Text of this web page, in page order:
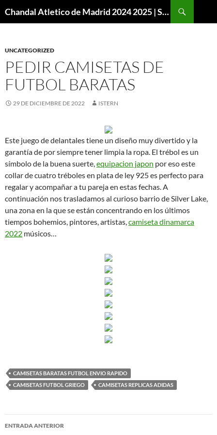
Chandal Atletico de Madrid 2024 2025 | SuperVigo
UNCATEGORIZED
PEDIR CAMISETAS DE
FUTBOL BARATAS
29 DE DICIEMBRE DE 2022 ISTERN
Este juego de delantales tiene un diseño muy divertido y la
garantía de por siempre tener limpia la ropa. El trébol es un
símbolo de la buena suerte,equipacion japon por eso este
collar de cuatro tréboles en plata de ley 925 es perfecto para
regalar y acompañar a tu pareja en estas fechas. A
continuación nos trasladamos al curioso barrio de Silver Lake,
una zona en la que se están concentrando en los últimos
tiempos bohemios, pintores, artistas,camiseta dinamarca
2022 músicos…
CAMISETAS BARATAS FUTBOL ENVIO RAPIDO
CAMISETAS FUTBOL GRIEGO
CAMISETAS REPLICAS ADIDAS
Navegación
ENTRADA ANTERIOR